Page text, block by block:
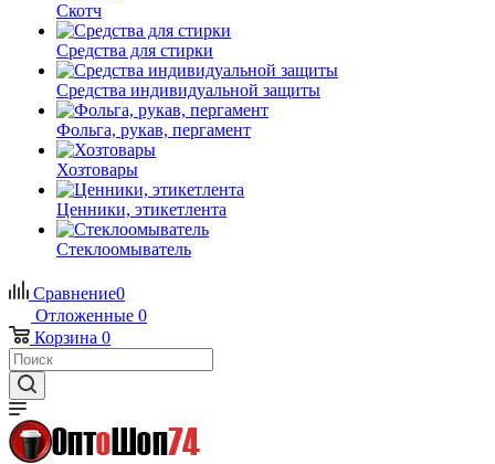
Скотч
Средства для стирки
Средства индивидуальной защиты
Фольга, рукав, пергамент
Хозтовары
Ценники, этикетлента
Стеклоомыватель
Сравнение0
Отложенные 0
Корзина 0